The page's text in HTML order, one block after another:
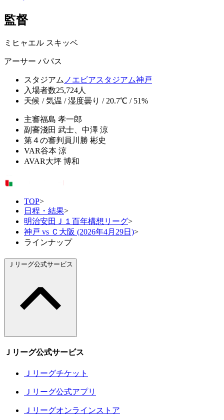
監督
ミヒャエル スキッベ
アーサー パパス
スタジアム ノエビアスタジアム神戸
入場者数25,724人
天候 / 気温 / 湿度曇り / 20.7℃ / 51%
主審福島 孝一郎
副審淺田 武士、中澤 涼
第４の審判員 川勝 彬史
VAR谷本 涼
AVAR大坪 博和
TOP>
日程・結果>
明治安田Ｊ１百年構想リーグ>
神戸 vs Ｃ大阪 (2026年4月29日)>
ラインナップ
Ｊリーグ公式サービス
Ｊリーグ公式サービス
Ｊリーグチケット
Ｊリーグ公式アプリ
Ｊリーグオンラインストア